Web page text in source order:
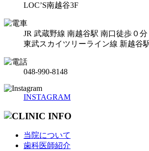
LOC’S南越谷3F
JR 武蔵野線 南越谷駅 南口徒歩０分
東武スカイツリーライン線 新越谷
048-990-8148
INSTAGRAM
当院について
歯科医師紹介